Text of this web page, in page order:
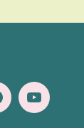
Youtube